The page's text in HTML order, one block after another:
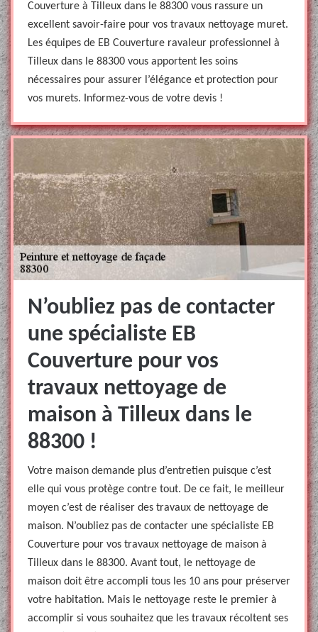
Couverture à Tilleux dans le 88300 vous rassure un
excellent savoir-faire pour vos travaux nettoyage muret.
Les équipes de EB Couverture ravaleur professionnel à
Tilleux dans le 88300 vous apportent les soins
nécessaires pour assurer l’élégance et protection pour
vos murets. Informez-vous de votre devis !
N’oubliez pas de contacter
une spécialiste EB
Couverture pour vos
travaux nettoyage de
maison à Tilleux dans le
88300 !
Votre maison demande plus d’entretien puisque c’est
elle qui vous protège contre tout. De ce fait, le meilleur
moyen c’est de réaliser des travaux de nettoyage de
maison. N’oubliez pas de contacter une spécialiste EB
Couverture pour vos travaux nettoyage de maison à
Tilleux dans le 88300. Avant tout, le nettoyage de
maison doit être accompli tous les 10 ans pour préserver
votre habitation. Mais le nettoyage reste le premier à
accomplir si vous souhaitez que les travaux récoltent ses